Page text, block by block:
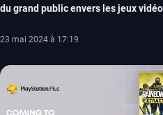
du grand public envers les jeux
23 mai 2024 à 17:19